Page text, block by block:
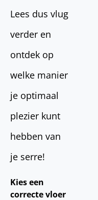
Lees dus vlug
verder en
ontdek op
welke manier
je optimaal
plezier kunt
hebben van
je serre!
Kies een
correcte vloer